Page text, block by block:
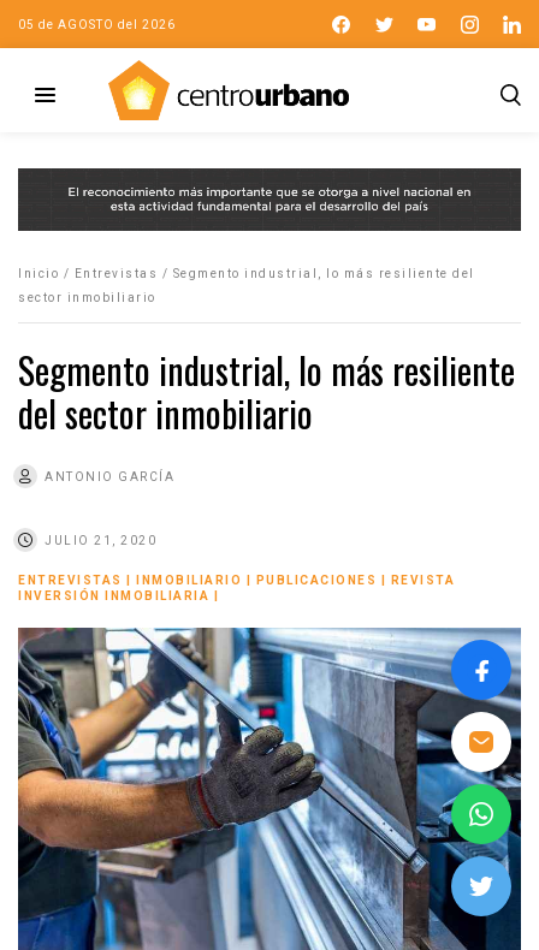
05 de AGOSTO del 2026
Inicio / Entrevistas / Segmento industrial, lo más resiliente del
sector inmobiliario
Segmento industrial, lo más resiliente
del sector inmobiliario
ANTONIO GARCÍA
JULIO 21, 2020
ENTREVISTAS INMOBILIARIO PUBLICACIONES
REVISTA
INVERSIÓN INMOBILIARIA